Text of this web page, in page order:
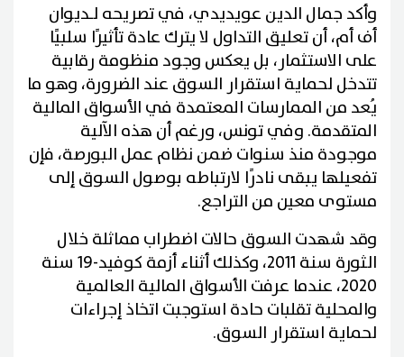
وأكد جمال الدين عويديدي، في تصريحه لـديوان
أف أم، أن تعليق التداول لا يترك عادة تأثيرًا سلبيًا
على الاستثمار، بل يعكس وجود منظومة رقابية
تتدخل لحماية استقرار السوق عند الضرورة، وهو ما
يُعد من الممارسات المعتمدة في الأسواق المالية
المتقدمة. وفي تونس، ورغم أن هذه الآلية
موجودة منذ سنوات ضمن نظام عمل البورصة، فإن
تفعيلها يبقى نادرًا لارتباطه بوصول السوق إلى
مستوى معين من التراجع.
وقد شهدت السوق حالات اضطراب مماثلة خلال
الثورة سنة 2011، وكذلك أثناء أزمة كوفيد-19 سنة
2020، عندما عرفت الأسواق المالية العالمية
والمحلية تقلبات حادة استوجبت اتخاذ إجراءات
لحماية استقرار السوق.